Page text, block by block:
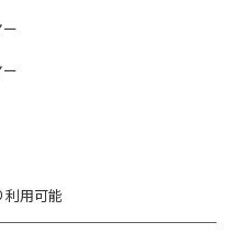
利用可能